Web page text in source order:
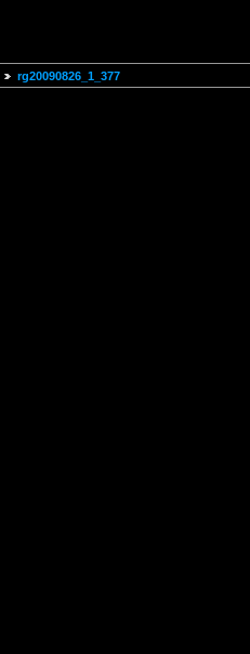
rg20090826_1_377